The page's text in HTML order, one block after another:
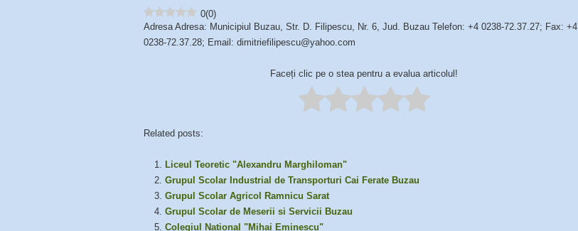
0(0)
Adresa Adresa: Municipiul Buzau, Str. D. Filipescu, Nr. 6, Jud. Buzau Telefon: +4 0238-72.37.27; Fax: +4
0238-72.37.28; Email: dimitriefilipescu@yahoo.com
Faceți clic pe o stea pentru a evalua articolul!
Related posts:
Liceul Teoretic "Alexandru Marghiloman"
Grupul Scolar Industrial de Transporturi Cai Ferate Buzau
Grupul Scolar Agricol Ramnicu Sarat
Grupul Scolar de Meserii si Servicii Buzau
Colegiul National "Mihai Eminescu"